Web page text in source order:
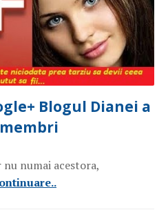
Blogul Dianei a
numai acestora,